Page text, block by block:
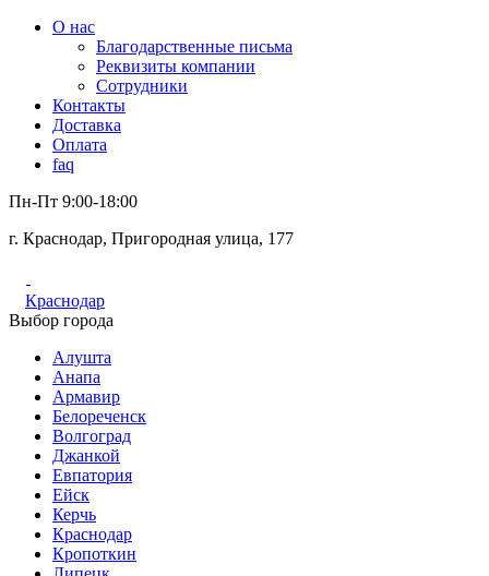
О нас
Благодарственные письма
Реквизиты компании
Сотрудники
Контакты
Доставка
Оплата
faq
Пн-Пт 9:00-18:00
г. Краснодар, Пригородная улица, 177
Краснодар
Выбор города
Алушта
Анапа
Армавир
Белореченск
Волгоград
Джанкой
Евпатория
Ейск
Керчь
Краснодар
Кропоткин